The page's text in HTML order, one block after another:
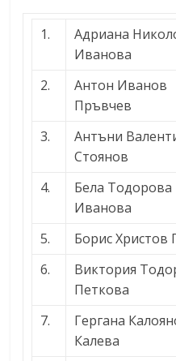
1.
Адриана
Иванова
2.
Антон Иванов
Пръвчев
3.
Антъни
Стоянов
4.
Бела Тодорова
Иванова
5.
Борис Христов
6.
Виктория
Петкова
7.
Гергана
Калева